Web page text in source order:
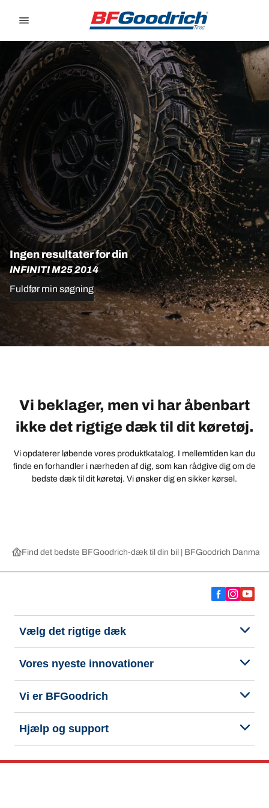
Ingen resultater for din
INFINITI M25 2014
Fuldfør min søgning
Vi beklager, men vi har åbenbart
ikke det rigtige dæk til dit køretøj.
Vi opdaterer løbende vores produktkatalog. I mellemtiden kan du
finde en forhandler i nærheden af dig, som kan rådgive dig om de
bedste dæk til dit køretøj. Vi ønsker dig en sikker kørsel.
Find det bedste BFGoodrich-dæk til din bil | BFGoodrich Danmark
Vælg det rigtige dæk
Vores nyeste innovationer
Vi er BFGoodrich
Hjælp og support